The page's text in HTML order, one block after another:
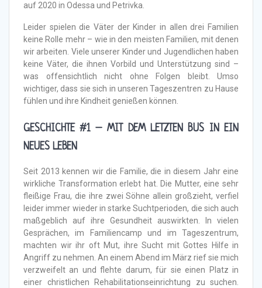
auf 2020 in Odessa und Petrivka.
Leider spielen die Väter der Kinder in allen drei Familien
keine Rolle mehr – wie in den meisten Familien, mit denen
wir arbeiten. Viele unserer Kinder und Jugendlichen haben
keine Väter, die ihnen Vorbild und Unterstützung sind –
was offensichtlich nicht ohne Folgen bleibt. Umso
wichtiger, dass sie sich in unseren Tageszentren zu Hause
fühlen und ihre Kindheit genießen können.
GESCHICHTE #1 – MIT DEM LETZTEN BUS IN EIN
NEUES LEBEN
Seit 2013 kennen wir die Familie, die in diesem Jahr eine
wirkliche Transformation erlebt hat. Die Mutter, eine sehr
fleißige Frau, die ihre zwei Söhne allein großzieht, verfiel
leider immer wieder in starke Suchtperioden, die sich auch
maßgeblich auf ihre Gesundheit auswirkten. In vielen
Gesprächen, im Familiencamp und im Tageszentrum,
machten wir ihr oft Mut, ihre Sucht mit Gottes Hilfe in
Angriff zu nehmen. An einem Abend im März rief sie mich
verzweifelt an und flehte darum, für sie einen Platz in
einer christlichen Rehabilitationseinrichtung zu suchen.